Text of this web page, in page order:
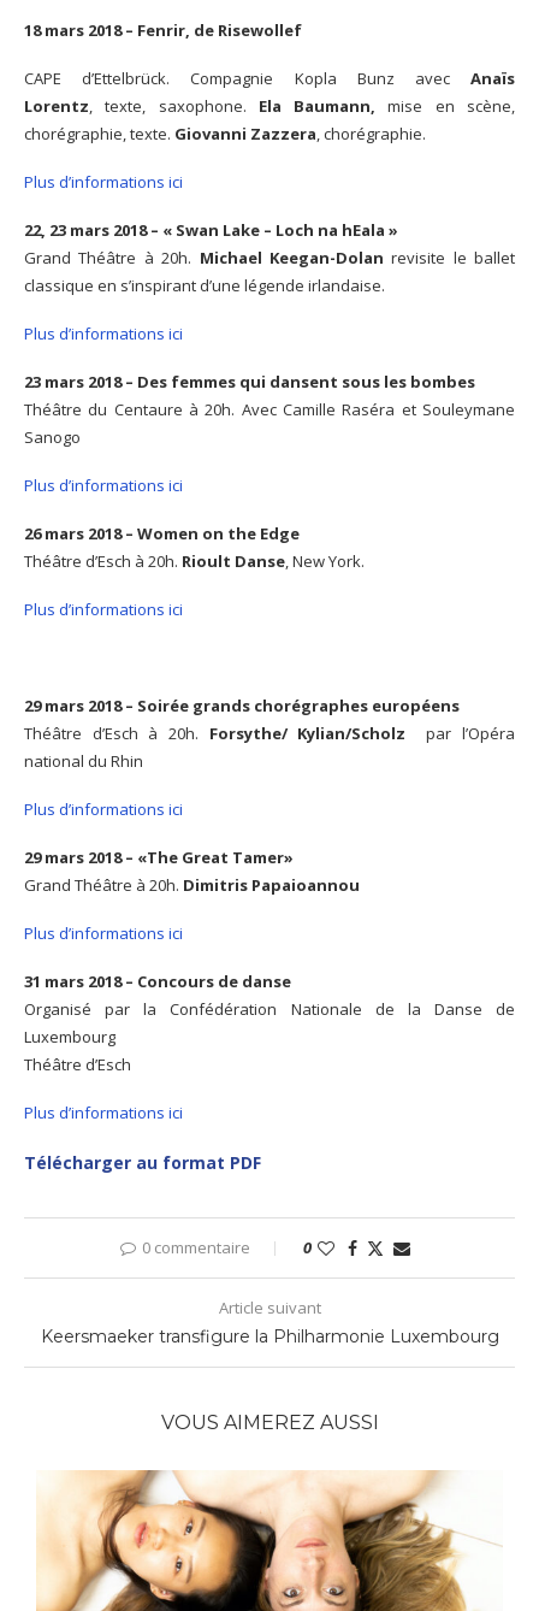
18 mars 2018 – Fenrir, de Risewollef
CAPE d’Ettelbrück. Compagnie Kopla Bunz avec Anaïs
Lorentz, texte, saxophone. Ela Baumann, mise en scène,
chorégraphie, texte. Giovanni Zazzera, chorégraphie.
Plus d’informations ici
22, 23 mars 2018 – « Swan Lake – Loch na hEala »
Grand Théâtre à 20h. Michael Keegan-Dolanrevisite le ballet
classique en s’inspirant d’une légende irlandaise.
Plus d’informations ici
23 mars 2018 – Des femmes qui dansent sous les bombes
Théâtre du Centaure à 20h. Avec Camille Raséra et Souleymane
Sanogo
Plus d’informations ici
26 mars 2018 – Women on the Edge
Théâtre d’Esch à 20h. Rioult Danse, New York.
Plus d’informations ici
29 mars 2018 – Soirée grands chorégraphes européens
Théâtre d’Esch à 20h. Forsythe/ Kylian/Scholz par l’Opéra
national du Rhin
Plus d’informations ici
29 mars 2018 – «The Great Tamer»
Grand Théâtre à 20h. Dimitris Papaioannou
Plus d’informations ici
31 mars 2018 – Concours de danse
Organisé par la Confédération Nationale de la Danse de
Luxembourg
Théâtre d’Esch
Plus d’informations ici
Télécharger au format PDF
0 commentaire 0
Article suivant
Keersmaeker transfigure la Philharmonie Luxembourg
VOUS AIMEREZ AUSSI